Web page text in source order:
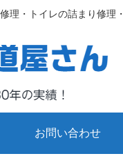
理・トイレの詰まり修理・
お問い合わせ